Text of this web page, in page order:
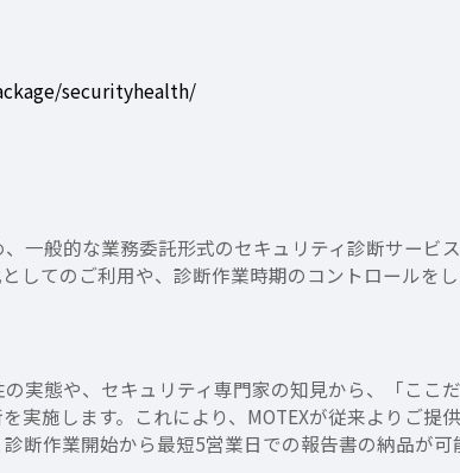
securityhealth/
一般的な業務委託形式のセキュリティ診断サービ
してのご利用や、診断作業時期のコントロールを
実態や、セキュリティ専門家の知見から、「ここ
実施します。これにより、MOTEXが従来よりご提
断作業開始から最短5営業日での報告書の納品が可